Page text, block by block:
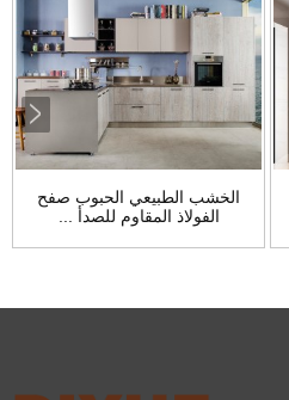
الخشب الطبيعي الحبوب صفح
الفولاذ المقاوم للصدأ ...